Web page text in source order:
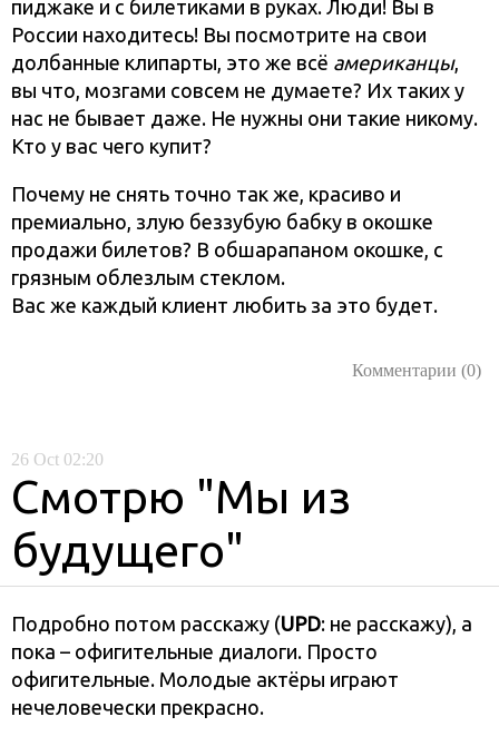
пиджаке и с билетиками в руках. Люди! Вы в
России находитесь! Вы посмотрите на свои
долбанные клипарты, это же всё американцы,
вы что, мозгами совсем не думаете? Их таких у
нас не бывает даже. Не нужны они такие никому.
Кто у вас чего купит?
Почему не снять точно так же, красиво и
премиально, злую беззубую бабку в окошке
продажи билетов? В обшарапаном окошке, с
грязным облезлым стеклом.
Вас же каждый клиент любить за это будет.
Комментарии (0)
26 Oct 02:20
Смотрю "Мы из
будущего"
Подробно потом расскажу (UPD: не расскажу), а
пока – офигительные диалоги. Просто
офигительные. Молодые актёры играют
нечеловечески прекрасно.